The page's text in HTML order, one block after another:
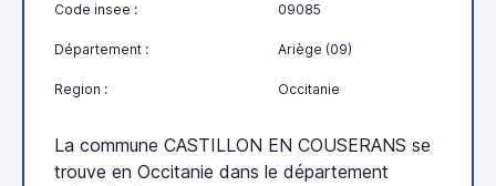
Code insee : 09085
Département : Ariège (09)
Region : Occitanie
La commune CASTILLON EN COUSERANS se
trouve en Occitanie dans le département